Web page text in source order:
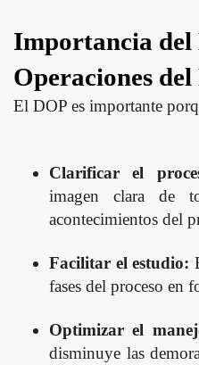
Importancia del
Operaciones del
El DOP es importante
Clarificar el
imagen clara de
acontecimientos del
Facilitar el estudio:
fases del proceso en
Optimizar el
disminuye las